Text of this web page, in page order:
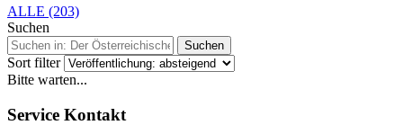
ALLE (203)
Suchen
Suchen
Sort filter
Bitte warten...
Service Kontakt